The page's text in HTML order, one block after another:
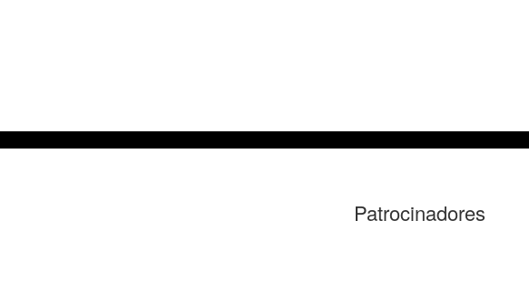
Patrocinadores